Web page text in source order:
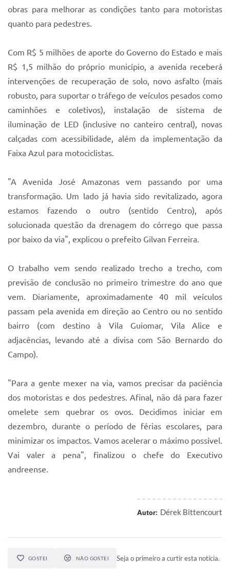
Autarquias
obras para melhorar as condições tanto para motoristas
quanto para pedestres.
Com R$ 5 milhões de aporte do Governo do Estado e mais
R$ 1,5 milhão do próprio município, a avenida receberá
intervenções de recuperação de solo, novo asfalto (mais
robusto, para suportar o tráfego de veículos pesados como
caminhões e coletivos), instalação de sistema de
iluminação de LED (inclusive no canteiro central), novas
calçadas com acessibilidade, além da implementação da
Faixa Azul para motociclistas.
"A Avenida José Amazonas vem passando por uma
transformação. Um lado já havia sido revitalizado, agora
estamos fazendo o outro (sentido Centro), após
solucionada questão da drenagem do córrego que passa
por baixo da via", explicou o prefeito Gilvan Ferreira.
O trabalho vem sendo realizado trecho a trecho, com
previsão de conclusão no primeiro trimestre do ano que
vem. Diariamente, aproximadamente 40 mil veículos
passam pela avenida em direção ao Centro ou no sentido
bairro (com destino à Vila Guiomar, Vila Alice e
adjacências, levando até a divisa com São Bernardo do
Campo).
"Para a gente mexer na via, vamos precisar da paciência
dos motoristas e dos pedestres. Afinal, não dá para fazer
omelete sem quebrar os ovos. Decidimos iniciar em
dezembro, durante o período de férias escolares, para
minimizar os impactos. Vamos acelerar o máximo possível.
Vai valer a pena", finalizou o chefe do Executivo
andreense.
Autor: Dérek Bittencourt
GOSTEI NÃO GOSTEI Seja o primeiro a curtir esta notícia.